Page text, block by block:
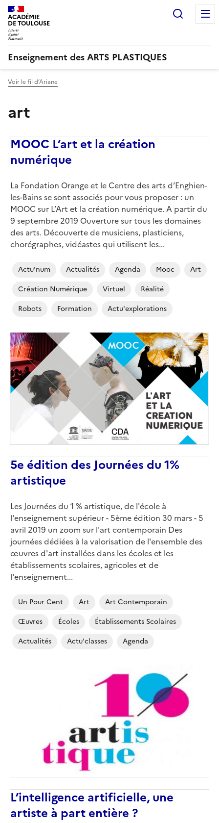
ACADÉMIE
DE TOULOUSE
Enseignement des ARTS PLASTIQUES
Voir le fil d’Ariane
art
MOOC L’art et la création
numérique
La Fondation Orange et le Centre des arts d’Enghien-
les-Bains se sont associés pour vous proposer : un
MOOC sur L’Art et la création numérique. A partir du
9 septembre 2019 Ouverture sur tous les domaines
des arts. Découverte de musiciens, plasticiens,
chorégraphes, vidéastes qui utilisent les...
Actu'num Actualités Agenda Mooc
Art
Création Numérique
Virtuel
Réalité
Robots
Formation Actu'explorations
5e édition des Journées du 1%
artistique
Les Journées du 1 % artistique, de l'école à
l'enseignement supérieur - 5ème édition 30 mars - 5
avril 2019 un zoom sur l'art contemporain Des
journées dédiées à la valorisation de l'ensemble des
œuvres d'art installées dans les écoles et les
établissements scolaires, agricoles et de
l'enseignement...
Un Pour Cent Art
Art Contemporain
Œuvres
Écoles
Établissements Scolaires
Actualités
Actu'classes Agenda
L’intelligence artificielle, une
artiste à part entière ?